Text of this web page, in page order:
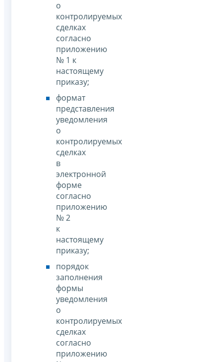
о
контролируемых
сделках
согласно
приложению
№ 1 к
настоящему
приказу;
формат
представления
уведомления
о
контролируемых
сделках
в
электронной
форме
согласно
приложению
№ 2
к
настоящему
приказу;
порядок
заполнения
формы
уведомления
о
контролируемых
сделках
согласно
приложению